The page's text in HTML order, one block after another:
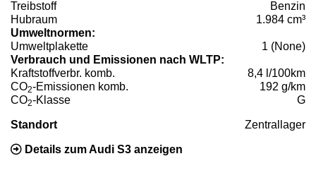
Treibstoff
Benzin
Hubraum
1.984 cm³
Umweltnormen:
Umweltplakette
1 (None)
Verbrauch und Emissionen nach WLTP:
Kraftstoffverbr. komb.
8,4 l/100km
CO2-Emissionen komb.
192 g/km
CO2-Klasse G
Standort Zentrallager
Details zum Audi S3 anzeigen